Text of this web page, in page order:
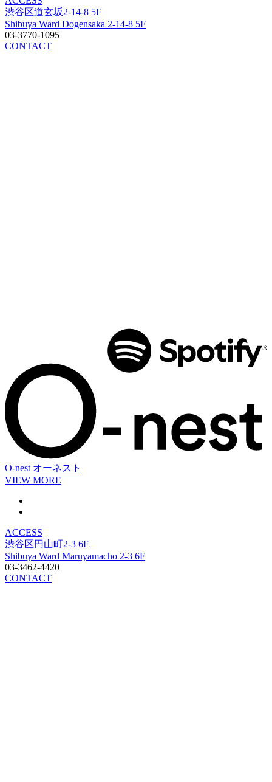
渋谷区道玄坂2-14-8 5F
Shibuya Ward Dogensaka 2-14-8 5F
03-3770-1095
CONTACT
O-nest オーネスト
VIEW MORE
ACCESS
渋谷区円山町2-3 6F
Shibuya Ward Maruyamacho 2-3 6F
03-3462-4420
CONTACT